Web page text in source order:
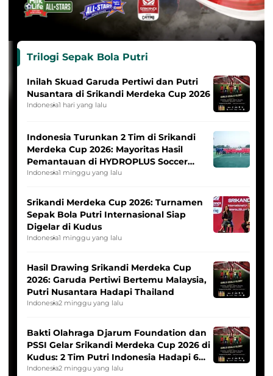
Trilogi Sepak Bola Putri
Inilah Skuad Garuda Pertiwi dan Putri
Nusantara di Srikandi Merdeka Cup 2026
Indonesia1 hari yang lalu
Indonesia Turunkan 2 Tim di Srikandi
Merdeka Cup 2026: Mayoritas Hasil
Pemantauan di HYDROPLUS Soccer
League
Indonesia1 minggu yang lalu
Srikandi Merdeka Cup 2026: Turnamen
Sepak Bola Putri Internasional Siap
Digelar di Kudus
Indonesia1 minggu yang lalu
Hasil Drawing Srikandi Merdeka Cup
2026: Garuda Pertiwi Bertemu Malaysia,
Putri Nusantara Hadapi Thailand
Indonesia2 minggu yang lalu
Bakti Olahraga Djarum Foundation dan
PSSI Gelar Srikandi Merdeka Cup 2026 di
Kudus: 2 Tim Putri Indonesia Hadapi 6
Tim Asia
Indonesia2 minggu yang lalu